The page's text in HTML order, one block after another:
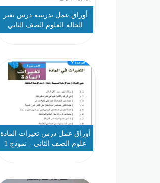
أوراق عمل تدريبية درس تغير
الحالة العلوم الصف الثاني
أوراق عمل درس تغيرات المادة
علوم الصف الثاني - نموذج 1